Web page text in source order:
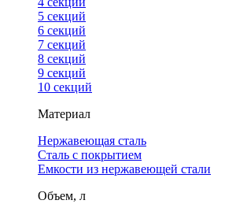
5 секций
6 секций
7 секций
8 секций
9 секций
10 секций
Материал
Нержавеющая сталь
Сталь с покрытием
Емкости из нержавеющей стали
Объем, л